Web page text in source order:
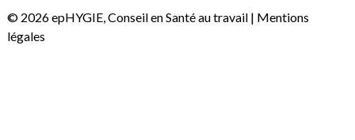
© 2026 epHYGIE, Conseil en Santé au travail | Mentions
légales